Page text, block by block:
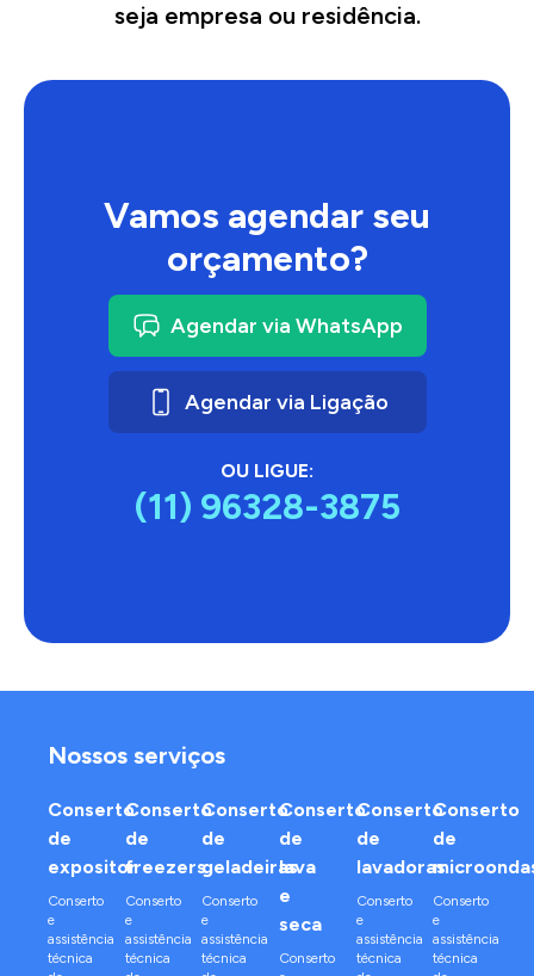
seja empresa ou residência.
Vamos agendar seu
orçamento?
Agendar via WhatsApp
Agendar via Ligação
OU LIGUE:
(11) 96328-3875
Nossos serviços
Conserto
de
expositor
Conserto
e
assistência
técnica
Conserto
de
freezers
Conserto
e
assistência
técnica
Conserto
de
geladeiras
Conserto
e
assistência
técnica
Conserto
de
lava
e
seca
Conserto
Conserto
de
lavadoras
Conserto
e
assistência
técnica
Conserto
de
Conserto
e
assistência
técnica